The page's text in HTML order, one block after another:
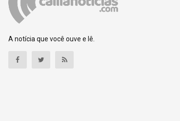
A notícia que você ouve e lê.